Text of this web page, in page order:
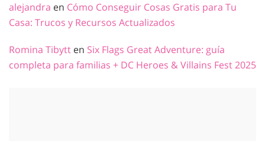
alejandra en Cómo Conseguir Cosas Gratis para Tu
Casa: Trucos y Recursos Actualizados
Romina Tibytt en Six Flags Great Adventure: guía
completa para familias + DC Heroes & Villains Fest 2025